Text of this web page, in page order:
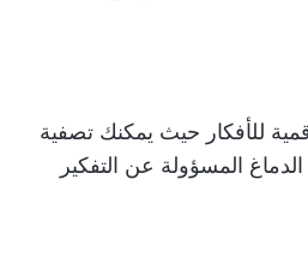
للأفكار حيث يمكنك تصفية
المسؤولة عن التفكير